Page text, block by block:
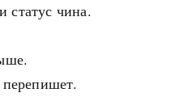
статус чина.